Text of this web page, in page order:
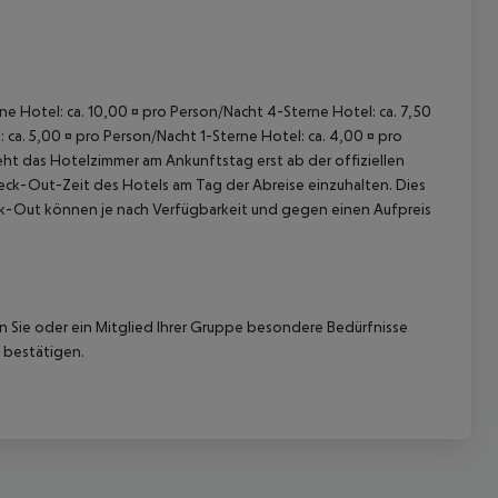
Hotel: ca. 10,00 ¤ pro Person/Nacht 4-Sterne Hotel: ca. 7,50
5,00 ¤ pro Person/Nacht 1-Sterne Hotel: ca. 4,00 ¤ pro
das Hotelzimmer am Ankunftstag erst ab der offiziellen
Out-Zeit des Hotels am Tag der Abreise einzuhalten. Dies
Out können je nach Verfügbarkeit und gegen einen Aufpreis
oder ein Mitglied Ihrer Gruppe besondere Bedürfnisse
bestätigen.